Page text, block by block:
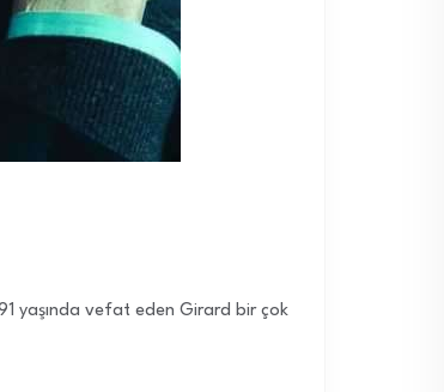
yaşında vefat eden Girard bir çok